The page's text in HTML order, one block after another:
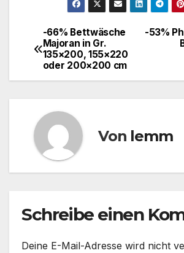
-53%
-66% Bettwäsche
Majoran in Gr.
135×200, 155×220
oder 200×200 cm
Von lemm
Schreibe einen
Deine E-Mail-Adresse wird nicht